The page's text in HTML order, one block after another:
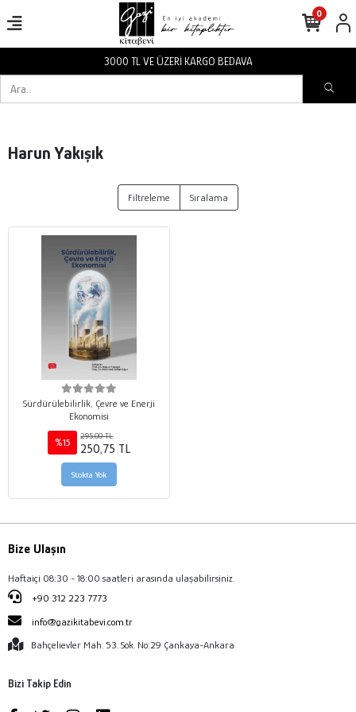
3000 TL VE ÜZERİ KARGO BEDAVA
0
Harun Yakışık
Filtreleme Sıralama
Sürdürülebilirlik, Çevre ve Enerji
Ekonomisi
%15
295,00 TL
250,75 TL
Stokta Yok
Bize Ulaşın
Haftaiçi 08:30 - 18:00 saatleri arasında ulaşabilirsiniz.
+90 312 223 7773
info@gazikitabevi.com.tr
Bahçelievler Mah. 53. Sok. No:29 Çankaya-Ankara
Bizi Takip Edin